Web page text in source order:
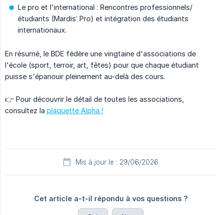
Le pro et l'international : Rencontres professionnels/
étudiants (Mardis’ Pro) et intégration des étudiants
internationaux.
En résumé, le BDE fédère une vingtaine d'associations de
l'école (sport, terroir, art, fêtes) pour que chaque étudiant
puisse s'épanouir pleinement au-delà des cours.
👉 Pour découvrir le détail de toutes les associations,
consultez la plaquette Alpha !
Mis à jour le : 29/06/2026
Cet article a-t-il répondu à vos questions ?